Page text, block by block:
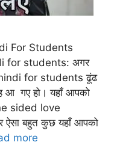
For Students
for students: अगर
for students ढूंढ
गए हो। यहाँ आपको
sided love
बहुत कुछ यहाँ आपको
more